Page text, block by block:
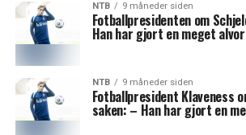
NTB 9 måneder siden
Fotballpresidenten om
Han har gjort en meget
NTB 9 måneder siden
Fotballpresident Klaveness
saken: – Han har gjort en